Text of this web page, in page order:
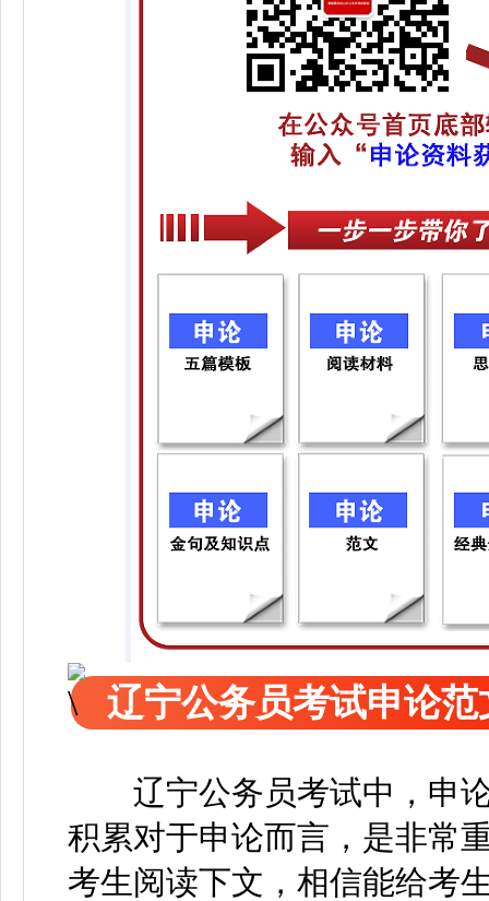
辽宁公务员考试申论范
辽宁公务员考试中，申
积累对于申论而言，是非常
考生阅读下文，相信能给考